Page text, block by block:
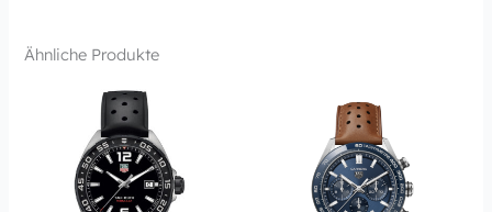
Ähnliche Produkte